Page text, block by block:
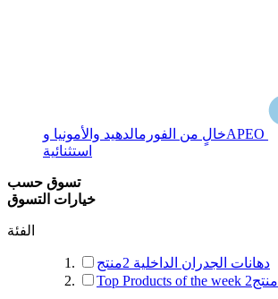
خالٍ من الفورمالدهيد والأمونيا وAPEO
استثنائية
تسوق حسب
خيارات التسوق
الفئة
دهانات الجدران الداخلية 2منتج
Top Products of the week 2منتج